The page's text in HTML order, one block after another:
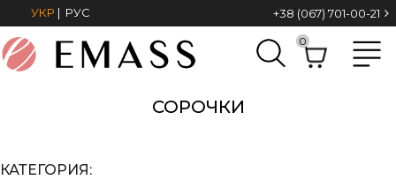
УКР | РУС +38 (067) 701-00-21
0
СОРОЧКИ
КАТЕГОРИЯ: